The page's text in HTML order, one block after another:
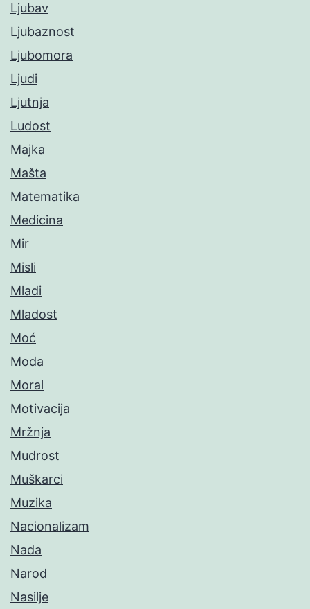
Ljubav
Ljubaznost
Ljubomora
Ljudi
Ljutnja
Ludost
Majka
Mašta
Matematika
Medicina
Mir
Misli
Mladi
Mladost
Moć
Moda
Moral
Motivacija
Mržnja
Mudrost
Muškarci
Muzika
Nacionalizam
Nada
Narod
Nasilje